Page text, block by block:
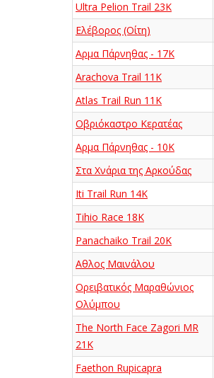
Ultra Pelion Trail 23K
Ελέβορος (Οίτη)
Αρμα Πάρνηθας - 17K
Arachova Trail 11K
Atlas Trail Run 11K
Οβριόκαστρο Κερατέας
Αρμα Πάρνηθας - 10K
Στα Χνάρια της Αρκούδας
Iti Trail Run 14K
Tihio Race 18K
Panachaiko Trail 20K
Αθλος Μαινάλου
Ορειβατικός Μαραθώνιος
Ολύμπου
The North Face Zagori MR
21K
Faethon Rupicapra